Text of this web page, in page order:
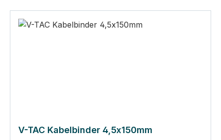
V-TAC Kabelbinder 4,5x150mm